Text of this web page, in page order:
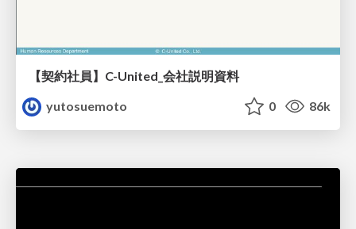
【契約社員】C-United_会社説明資料
yutosuemoto
0 86k